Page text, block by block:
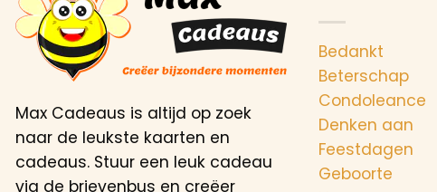
Max Cadeaus is altijd op zoek
naar de leukste kaarten en
cadeaus. Stuur een leuk cadeau
via de brievenbus en creëer
Bedankt
Beterschap
Condoleance
Denken aan
Feestdagen
Geboorte